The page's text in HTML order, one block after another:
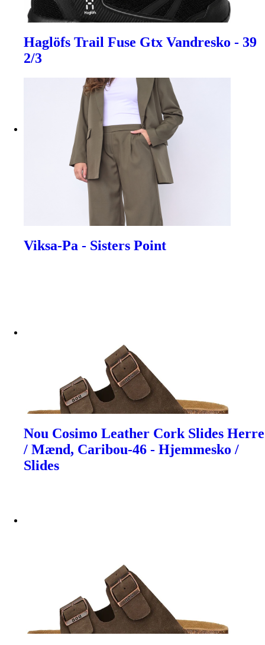
Haglöfs Trail Fuse Gtx Vandresko - 39
2/3
Viksa-Pa - Sisters Point
Nou Cosimo Leather Cork Slides Herre
/ Mænd, Caribou-46 - Hjemmesko /
Slides